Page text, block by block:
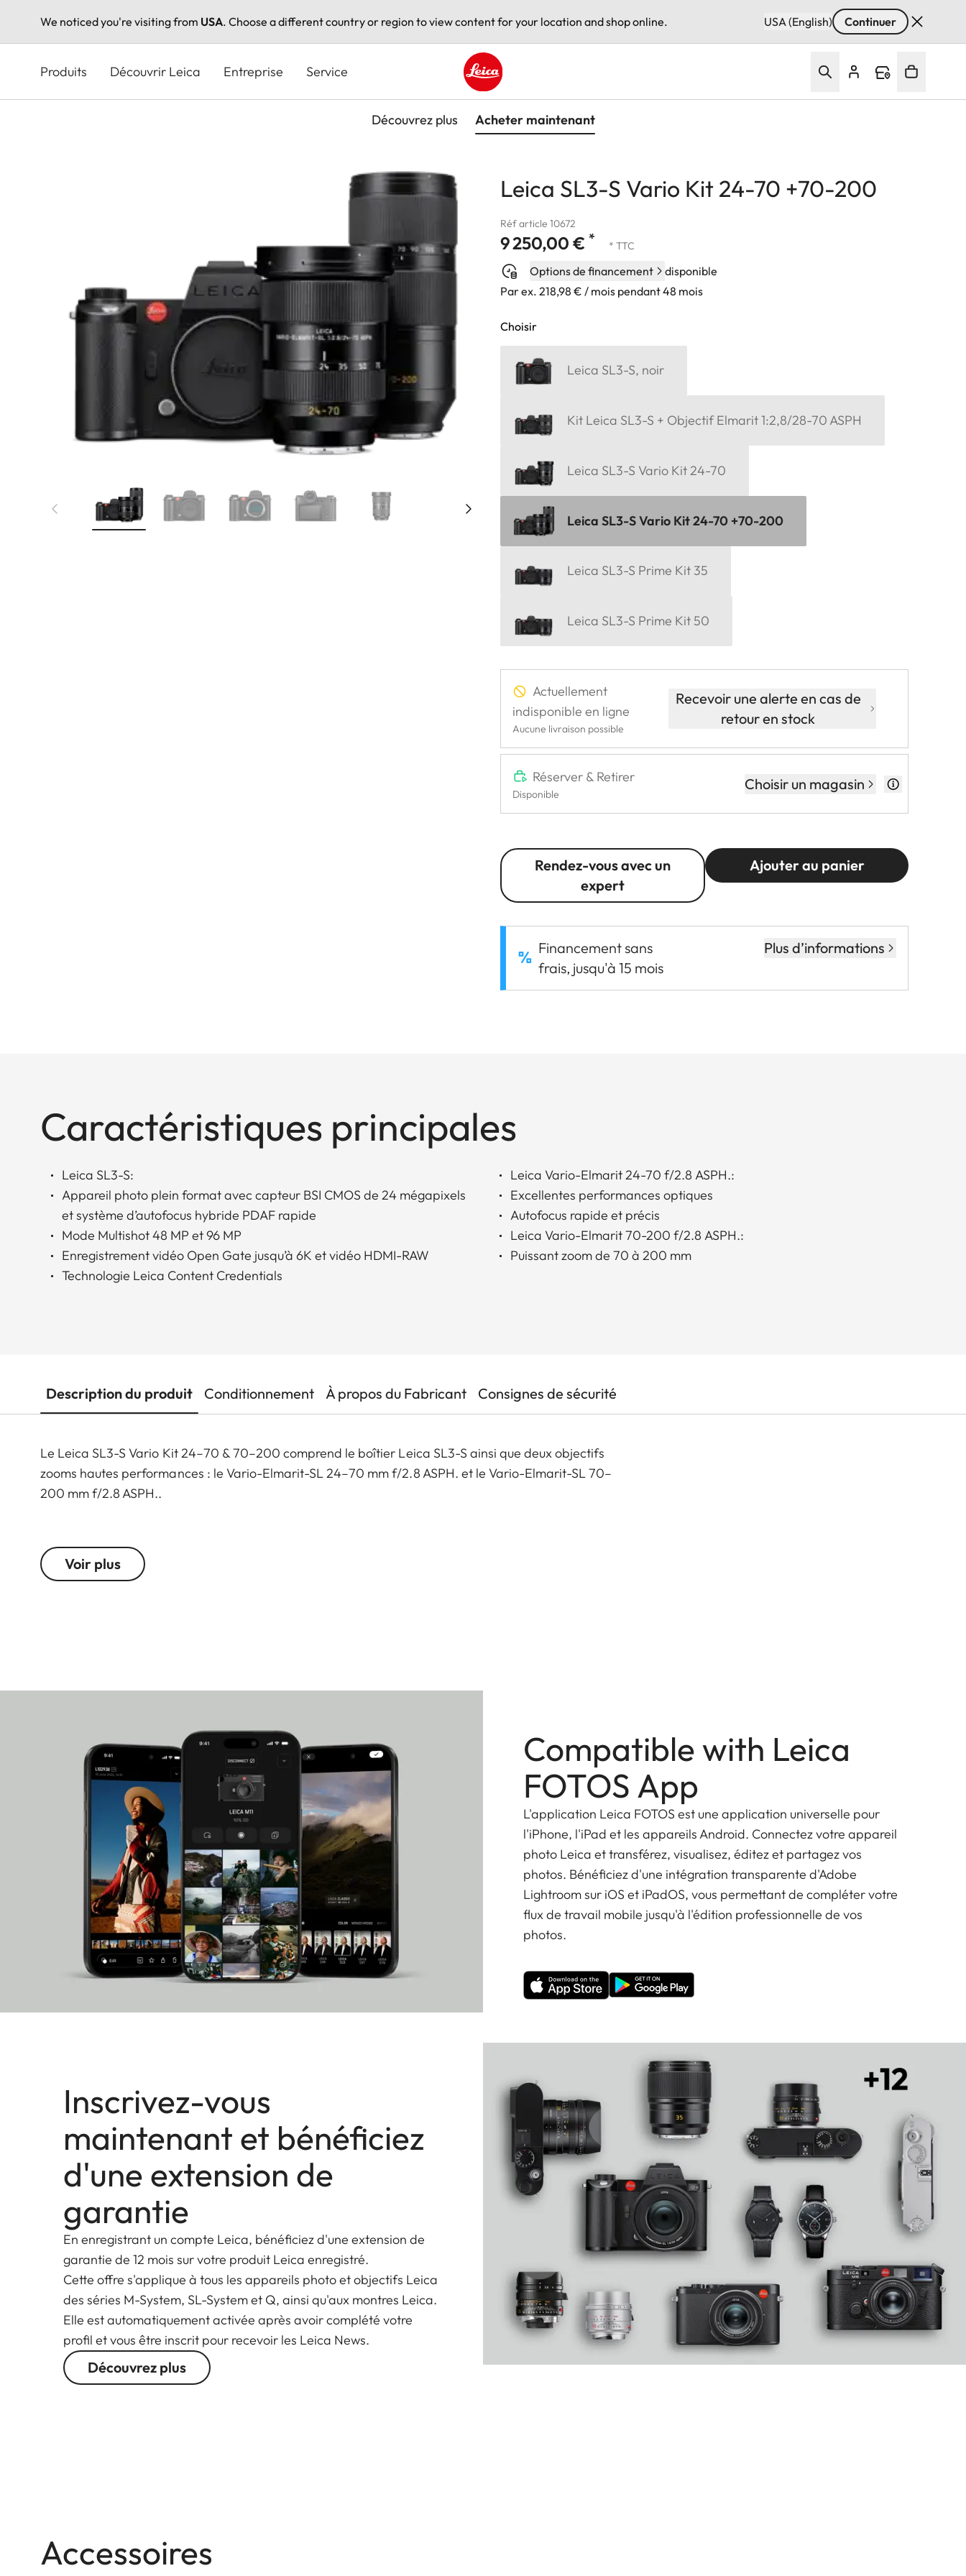
We noticed you're visiting from USA. Choose a different country or region to view content for your location and shop online. USA (English) Continuer
principal
Produits Découvrir Leica Entreprise Service
Leica logo - Home
Découvrez plus Acheter maintenant
Leica SL3-S Vario Kit 24-70 +70-200
Réf article 10672
9 250,00 € * * TTC
Options de financement
disponible
Par ex. 218,98 € / mois pendant 48 mois
Choisir
Leica SL3-S, noir
Kit Leica SL3-S + Objectif Elmarit 1:2,8/28-70 ASPH
Leica SL3-S Vario Kit 24-70
Leica SL3-S Vario Kit 24-70 +70-200
Leica SL3-S Prime Kit 35
Leica SL3-S Prime Kit 50
Actuellement
indisponible en ligne
Aucune livraison possible
Recevoir une alerte en cas de
retour en stock
Réserver & Retirer
Disponible
Choisir un magasin
Rendez-vous avec un
expert
Ajouter au panier
Financement sans
frais, jusqu'à 15 mois
Plus d’informations
Caractéristiques principales
Leica SL3-S:
Appareil photo plein format avec capteur BSI CMOS de 24 mégapixels
et système d’autofocus hybride PDAF rapide
Mode Multishot 48 MP et 96 MP
Enregistrement vidéo Open Gate jusqu’à 6K et vidéo HDMI-RAW
Technologie Leica Content Credentials
Leica Vario-Elmarit 24-70 f/2.8 ASPH.:
Excellentes performances optiques
Autofocus rapide et précis
Leica Vario-Elmarit 70-200 f/2.8 ASPH.:
Puissant zoom de 70 à 200 mm
Description du produit Conditionnement À propos du Fabricant Consignes de sécurité
Le Leica SL3-S Vario Kit 24–70 & 70–200 comprend le boîtier Leica SL3-S ainsi que deux objectifs
zooms hautes performances : le Vario-Elmarit-SL 24–70 mm f/2.8 ASPH. et le Vario-Elmarit-SL 70–
200 mm f/2.8 ASPH..
de 24 mégapixels, un processeur ultrarapide de dernière génération et un autofocus rapide et précis,
permettant des prises de vue en rafale jusqu’à 30 images par seconde.
toutes les situations photographiques – du grand-angle immersif aux prises de vue téléobjectives
spectaculaires.
Voir plus
Compatible with Leica
FOTOS App
L'application Leica FOTOS est une application universelle pour
l'iPhone, l'iPad et les appareils Android. Connectez votre appareil
photo Leica et transférez, visualisez, éditez et partagez vos
photos. Bénéficiez d'une intégration transparente d'Adobe
Lightroom sur iOS et iPadOS, vous permettant de compléter votre
flux de travail mobile jusqu'à l'édition professionnelle de vos
photos.
Inscrivez-vous
maintenant et bénéficiez
d'une extension de
garantie
En enregistrant un compte Leica, bénéficiez d'une extension de
garantie de 12 mois sur votre produit Leica enregistré.
Cette offre s'applique à tous les appareils photo et objectifs Leica
des séries M-System, SL-System et Q, ainsi qu'aux montres Leica.
Elle est automatiquement activée après avoir complété votre
profil et vous être inscrit pour recevoir les Leica News.
Découvrez plus
Accessoires